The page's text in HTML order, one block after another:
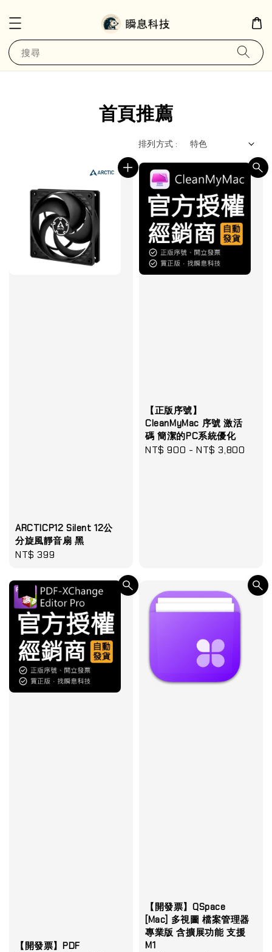
搜尋
首頁推薦
排列方式 :
ARCTICP12 Silent 12公
分旋風靜音扇 黑
Regular
NT$ 399
【正版序號】
CleanMyMac 序號 激活
碼 簡潔的PC系統優化
Regular
NT$ 900 -NT$ 3,800
【開發票】PDF
【開發票】QSpace
[Mac] 多視圖 檔案管理器
專業版 含擴展功能 支援
M1